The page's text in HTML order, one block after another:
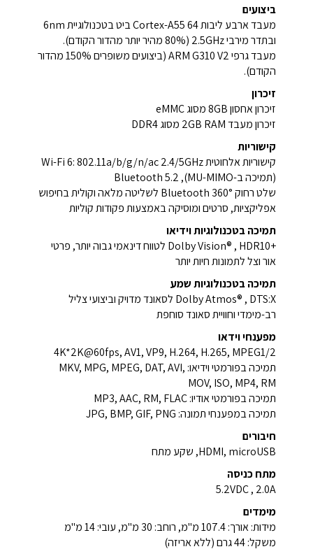
ביצועים
מעבד ארבע ליבות Cortex-A55 64 ביט בטכנולוגיית 6nm
ובתדר מירבי 2.5GHz (80% מהיר יותר מהדור הקודם).
מעבד גרפי ARM G310 V2 (ביצועים משופרים 150% מהדור
הקודם).
זיכרון
זיכרון אחסון 8GB מסוג eMMC
זיכרון מעבד 2GB RAM מסוג DDR4
קישוריות
קישוריות אלחוטית Wi-Fi 6: 802.11a/b/g/n/ac 2.4/5GHz
(תמיכה ב-MU-MIMO), Bluetooth 5.2
שלט רחוק Bluetooth 360° לשליטה מלאה וקולית בחיפוש
אפליקציות, סרטים ומוסיקה באמצעות פקודות קוליות
תמיכה בטכנולוגיות וידיאו
+Dolby Vision® , HDR10 לטווח דינאמי גבוה יותר, פרטי
אור וצל לתמונות חיות יותר
תמיכה בטכנולוגיות שמע
Dolby Atmos® , DTS:X לסאונד מדויק וביצועי צליל
רב-מימדי וחוויית סאונד סוחפת
מפענחי וידאו
4K*2K@60fps, AV1, VP9, H.264, H.265, MPEG1/2
תמיכה בפורמטי וידיאו: MKV, MPG, MPEG, DAT, AVI,
MOV, ISO, MP4, RM
תמיכה בפורמטי אודיו: MP3, AAC, RM, FLAC
תמיכה במפענחי תמונה: JPG, BMP, GIF, PNG
חיבורים
HDMI, microUSB, שקע מתח
מתח כניסה
5.2VDC , 2.0A
מימדים
מידות: אורך: 107.4 מ"מ, רוחב: 30 מ"מ, עובי: 14 מ"מ
משקל: 44 גרם (ללא אריזה)